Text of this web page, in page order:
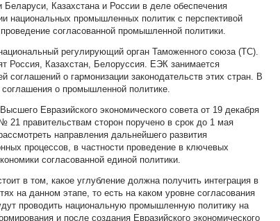
Беларуси, Казахстана и России в деле обеспечения
национальных промышленных политик с перспективой
согласованной промышленной политики.
регулирующий орган Таможенного союза (ТС).
Россия, Казахстан, Белоруссия. ЕЭК занимается
соглашений о гармонизации законодательств этих стран. В
соглашения о промышленной политике.
Евразийского экономического совета от 19 декабря
21 правительствам сторон поручено в срок до 1 мая
направления дальнейшего развития
процессов, в частности проведение в ключевых
согласованной единой политики.
в том, какое углубление должна получить интеграция в
на данном этапе, то есть на каком уровне согласования
проводить национальную промышленную политику на
и после создания Евразийского экономического